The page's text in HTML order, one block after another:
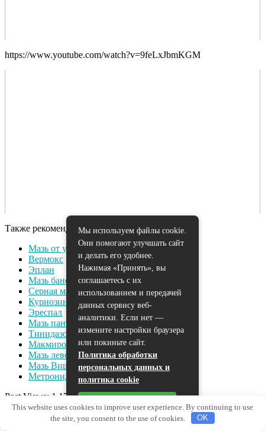
https://www.youtube.com/watch?v=9feLxJbmKGM
Также рекомендуем:
Мазь от ушибов
Вермокс
Эплан
Мазь банеоцин
Серная мазь
Куриозин
Эреспал
Мазь пантенол
Тинидазол
Макмирор
Мазь левомеколь
Мазь Вишневского
Метронидазол
Post Views: 1 174
Помогите проекту, поделитесь материалом в соцсетях ;)
Мы используем файлы cookie.
Они помогают улучшать сайт
и делать его удобнее.
Нажимая «Принять», вы
соглашаетесь с их
использованием и передачей
данных сервису веб-
аналитики. Если нет —
измените настройки браузера
или покиньте сайт.
Политика обработки
персональных данных и
политика cookie
This website uses cookies to improve user experience. By continuing to use
the site, you consent to the use of cookies.
OK